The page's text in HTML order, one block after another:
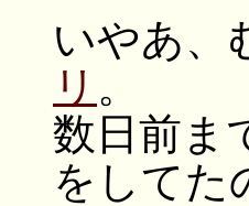
いやあ、
リ 。
数日前ま
をしてた